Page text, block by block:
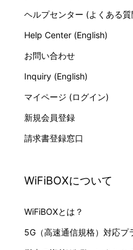
ヘルプセンター (よくある質
Help Center (English)
お問い合わせ
Inquiry (English)
マイページ (ログイン)
新規会員登録
請求書登録窓口
WiFiBOXについて
WiFiBOXとは？
5G（高速通信規格）対応プ